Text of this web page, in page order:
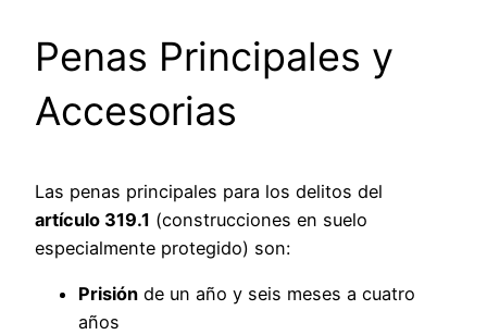
Penas Principales y
Accesorias
Las penas principales para los delitos del
artículo 319.1 (construcciones en suelo
especialmente protegido) son:
Prisión de un año y seis meses a cuatro
años